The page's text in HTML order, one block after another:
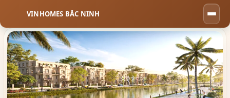
VINHOMES BẮC NINH